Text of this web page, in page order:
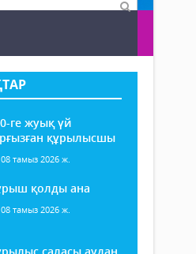
ге жуық үй
құрылысшы
08 тамыз 2026 ж.
қолды ана
08 тамыз 2026 ж.
саласы аудан